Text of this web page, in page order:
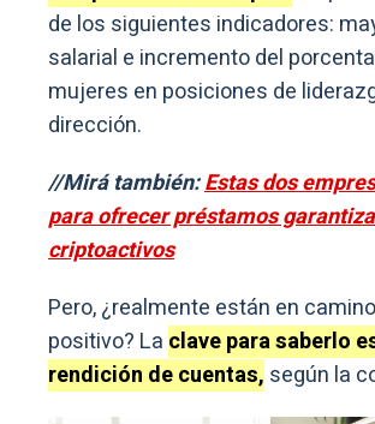
de los siguientes indicadores:
salarial e incremento del
mujeres en posiciones de
dirección.
//Mirá también:Estas dos
para ofrecer préstamos
criptoactivos
Pero, ¿realmente están en
positivo? La clave para saberlo
rendición de cuentas, según la